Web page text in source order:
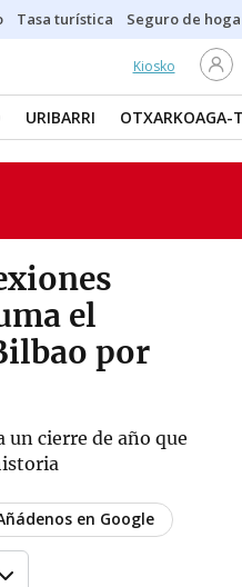
Tasa turística Seguro de
Kiosko
URIBARRI OTXARKOAGA-
el
por
un cierre de año que
en Google